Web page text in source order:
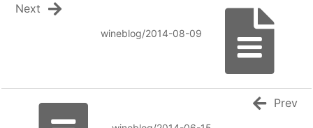
wineblog/2014-08-09
Next
Prev